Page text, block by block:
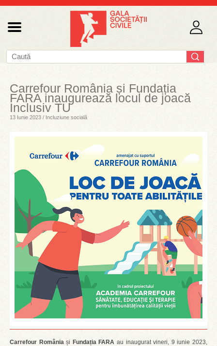
Carrefour România și Fundația
FARA inaugurează locul de joacă
Inclusiv TU
13 Iunie 2023 / Incluziune socială
Carrefour Româniași Fundația FARA au inaugurat vineri, 9 iunie 2023,